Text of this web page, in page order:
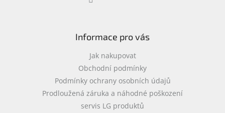
Informace pro vás
Jak nakupovat
Obchodní podmínky
Podmínky ochrany osobních údajů
Prodloužená záruka a náhodné poškození
servis LG produktů